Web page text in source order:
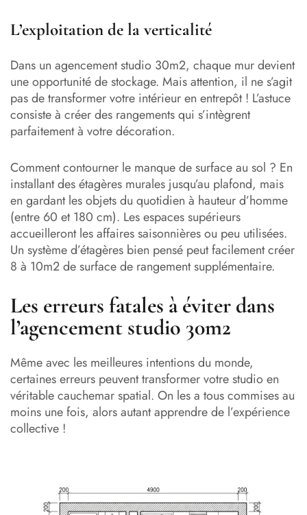
L’exploitation de la verticalité
Dans un agencement studio 30m2, chaque mur devient
une opportunité de stockage. Mais attention, il ne s’agit
pas de transformer votre intérieur en entrepôt ! L’astuce
consiste à créer des rangements qui s’intègrent
parfaitement à votre décoration.
Comment contourner le manque de surface au sol ? En
installant des étagères murales jusqu’au plafond, mais
en gardant les objets du quotidien à hauteur d’homme
(entre 60 et 180 cm). Les espaces supérieurs
accueilleront les affaires saisonnières ou peu utilisées.
Un système d’étagères bien pensé peut facilement créer
8 à 10m2 de surface de rangement supplémentaire.
Les erreurs fatales à éviter dans
l’agencement studio 30m2
Même avec les meilleures intentions du monde,
certaines erreurs peuvent transformer votre studio en
véritable cauchemar spatial. On les a tous commises au
moins une fois, alors autant apprendre de l’expérience
collective !